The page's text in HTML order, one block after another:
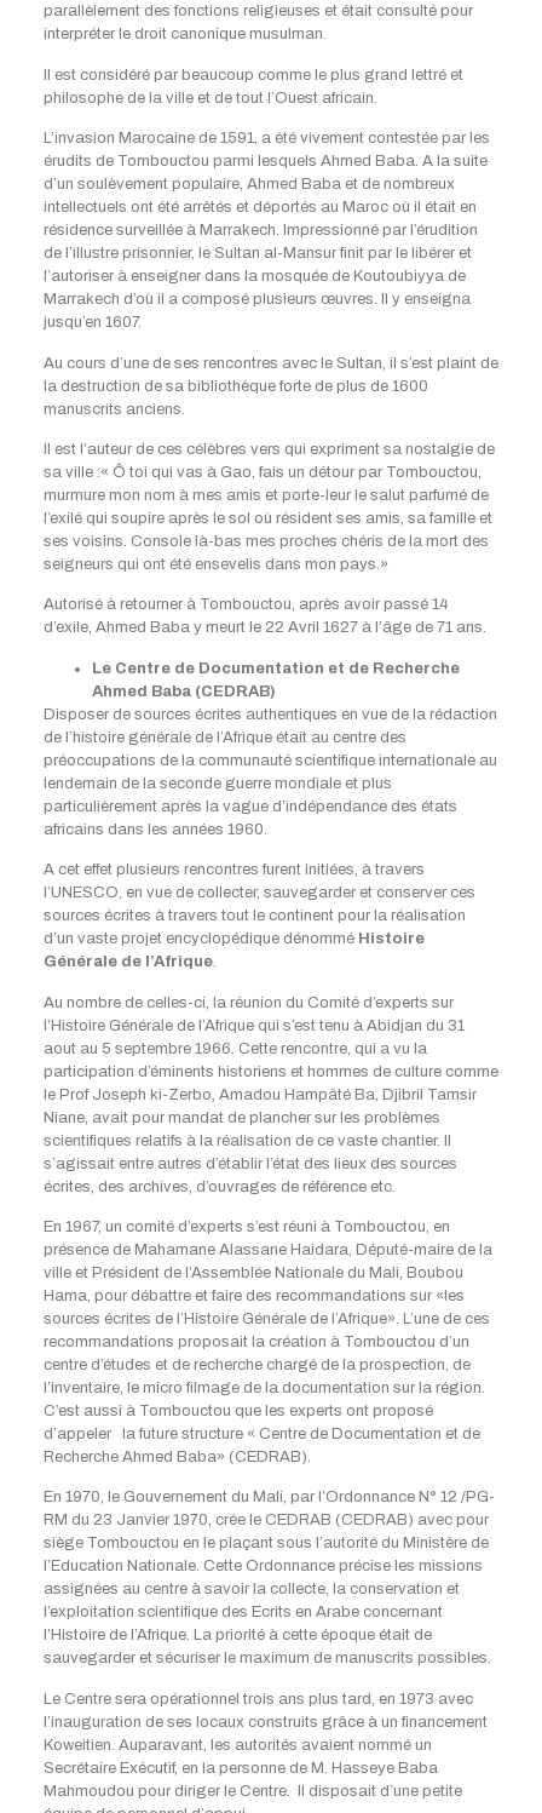
parallèlement des fonctions religieuses et était consulté pour
interpréter le droit canonique musulman.
Il est considéré par beaucoup comme le plus grand lettré et
philosophe de la ville et de tout l’Ouest africain.
L’invasion Marocaine de 1591, a été vivement contestée par les
érudits de Tombouctou parmi lesquels Ahmed Baba. A la suite
d’un soulèvement populaire, Ahmed Baba et de nombreux
intellectuels ont été arrêtés et déportés au Maroc où il était en
résidence surveillée à Marrakech. Impressionné par l’érudition
de l’illustre prisonnier, le Sultan al-Mansur finit par le libérer et
l’autoriser à enseigner dans la mosquée de Koutoubiyya de
Marrakech d’où il a composé plusieurs œuvres. Il y enseigna
jusqu’en 1607.
Au cours d’une de ses rencontres avec le Sultan, il s’est plaint de
la destruction de sa bibliothèque forte de plus de 1600
manuscrits anciens.
Il est l’auteur de ces célèbres vers qui expriment sa nostalgie de
sa ville :« Ô toi qui vas à Gao, fais un détour par Tombouctou,
murmure mon nom à mes amis et porte-leur le salut parfumé de
l’exilé qui soupire après le sol où résident ses amis, sa famille et
ses voisins. Console là-bas mes proches chéris de la mort des
seigneurs qui ont été ensevelis dans mon pays.»
Autorisé à retourner à Tombouctou, après avoir passé 14
d’exile, Ahmed Baba y meurt le 22 Avril 1627 à l’âge de 71 ans.
Le Centre de Documentation et de Recherche
Ahmed Baba (CEDRAB)
Disposer de sources écrites authentiques en vue de la rédaction
de l’histoire générale de l’Afrique était au centre des
préoccupations de la communauté scientifique internationale au
lendemain de la seconde guerre mondiale et plus
particulièrement après la vague d’indépendance des états
africains dans les années 1960.
A cet effet plusieurs rencontres furent initiées, à travers
l’UNESCO, en vue de collecter, sauvegarder et conserver ces
sources écrites à travers tout le continent pour la réalisation
d’un vaste projet encyclopédique dénommé Histoire
Générale de l’Afrique.
Au nombre de celles-ci, la réunion du Comité d’experts sur
l’Histoire Générale de l’Afrique qui s’est tenu à Abidjan du 31
aout au 5 septembre 1966. Cette rencontre, qui a vu la
participation d’éminents historiens et hommes de culture comme
le Prof Joseph ki-Zerbo, Amadou Hampâté Ba, Djibril Tamsir
Niane, avait pour mandat de plancher sur les problèmes
scientifiques relatifs à la réalisation de ce vaste chantier. Il
s’agissait entre autres d’établir l’état des lieux des sources
écrites, des archives, d’ouvrages de référence etc.
En 1967, un comité d’experts s’est réuni à Tombouctou, en
présence de Mahamane Alassane Haidara, Député-maire de la
ville et Président de l’Assemblée Nationale du Mali, Boubou
Hama, pour débattre et faire des recommandations sur «les
sources écrites de l’Histoire Générale de l’Afrique». L’une de ces
recommandations proposait la création à Tombouctou d’un
centre d’études et de recherche chargé de la prospection, de
l’inventaire, le micro filmage de la documentation sur la région.
C’est aussi à Tombouctou que les experts ont proposé
d’appeler la future structure « Centre de Documentation et de
Recherche Ahmed Baba» (CEDRAB).
En 1970, le Gouvernement du Mali, par l’Ordonnance N° 12 /PG-
RM du 23 Janvier 1970, crée le CEDRAB (CEDRAB) avec pour
siège Tombouctou en le plaçant sous l’autorité du Ministère de
l’Education Nationale. Cette Ordonnance précise les missions
assignées au centre à savoir la collecte, la conservation et
l’exploitation scientifique des Ecrits en Arabe concernant
l’Histoire de l’Afrique. La priorité à cette époque était de
sauvegarder et sécuriser le maximum de manuscrits possibles.
Le Centre sera opérationnel trois ans plus tard, en 1973 avec
l’inauguration de ses locaux construits grâce à un financement
Koweitien. Auparavant, les autorités avaient nommé un
Secrétaire Exécutif, en la personne de M. Hasseye Baba
Mahmoudou pour diriger le Centre. Il disposait d’une petite